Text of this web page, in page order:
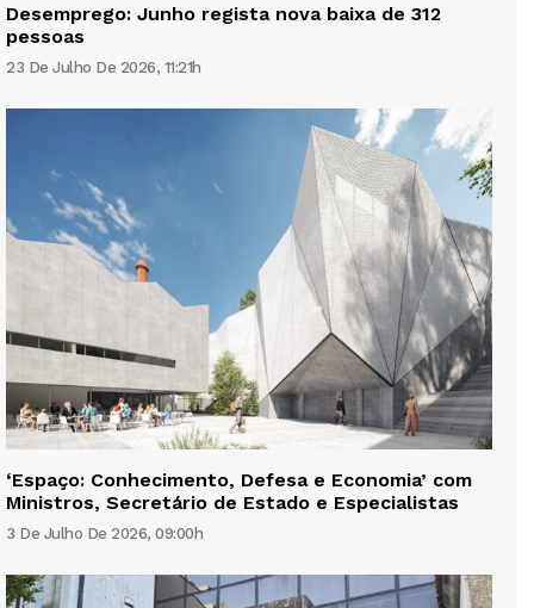
Desemprego: Junho regista nova baixa de 312
pessoas
23 De Julho De 2026, 11:21h
‘Espaço: Conhecimento, Defesa e Economia’ com
Ministros, Secretário de Estado e Especialistas
3 De Julho De 2026, 09:00h